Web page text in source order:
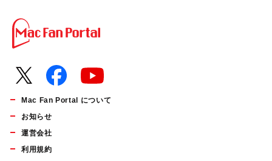
Mac Fan Portal について
お知らせ
運営会社
利用規約